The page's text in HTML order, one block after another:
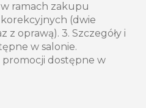
ramach zakupu
(dwie
oprawą). 3. Szczegóły i
w salonie.
promocji dostępne w